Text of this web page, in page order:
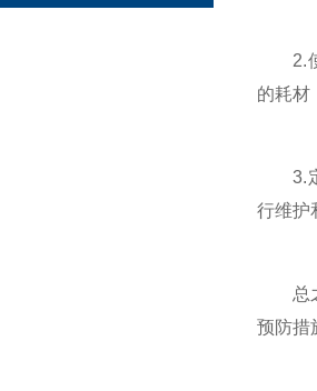
2.使
的耗材
3.定
行维护
总之
预防措